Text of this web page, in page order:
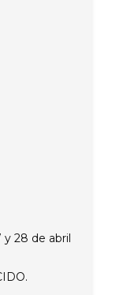
y 28 de abril